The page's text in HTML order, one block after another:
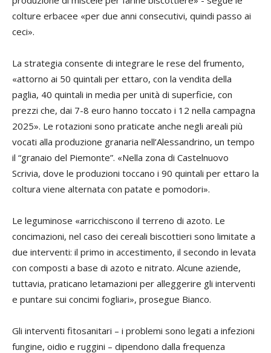
colture erbacee «per due anni consecutivi, quindi passo ai
ceci».
La strategia consente di integrare le rese del frumento,
«attorno ai 50 quintali per ettaro, con la vendita della
paglia, 40 quintali in media per unità di superficie, con
prezzi che, dai 7-8 euro hanno toccato i 12 nella campagna
2025». Le rotazioni sono praticate anche negli areali più
vocati alla produzione granaria nell’Alessandrino, un tempo
il “granaio del Piemonte”. «Nella zona di Castelnuovo
Scrivia, dove le produzioni toccano i 90 quintali per ettaro la
coltura viene alternata con patate e pomodori».
Le leguminose «arricchiscono il terreno di azoto. Le
concimazioni, nel caso dei cereali biscottieri sono limitate a
due interventi: il primo in accestimento, il secondo in levata
con composti a base di azoto e nitrato. Alcune aziende,
tuttavia, praticano letamazioni per alleggerire gli interventi
e puntare sui concimi fogliari», prosegue Bianco.
Gli interventi fitosanitari – i problemi sono legati a infezioni
fungine, oidio e ruggini – dipendono dalla frequenza